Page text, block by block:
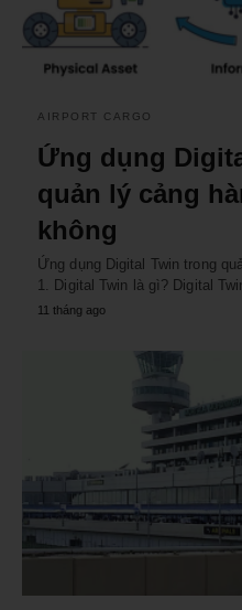
AIRPORT CARGO
Ứng dụng
quản lý cảng
không
Ứng dụng Digital Twin trong
1. Digital Twin là gì? Digital
11 tháng ago